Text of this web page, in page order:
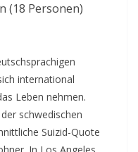
(18 Personen)
international
Leben nehmen.
schwedischen
Suizid-Quote